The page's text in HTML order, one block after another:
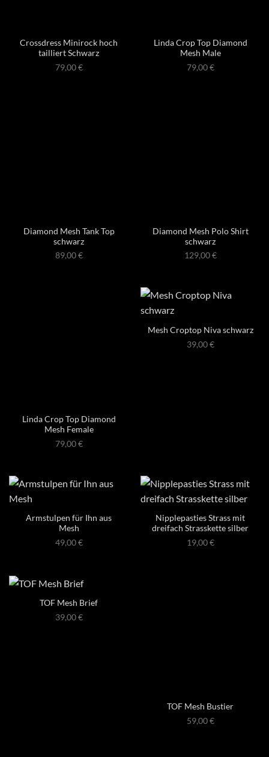
Crossdress Minirock hoch
tailliert Schwarz
79,00€
Linda Crop Top Diamond
Mesh Male
79,00€
Diamond Mesh Tank Top
schwarz
89,00€
Diamond Mesh Polo Shirt
schwarz
129,00€
Linda Crop Top Diamond
Mesh Female
79,00€
Mesh Croptop Niva schwarz
39,00€
Armstulpen für Ihn aus
Mesh
49,00€
Nipplepasties Strass mit
dreifach Strasskette silber
19,00€
TOF Mesh Brief
39,00€
TOF Mesh Bustier
59,00€